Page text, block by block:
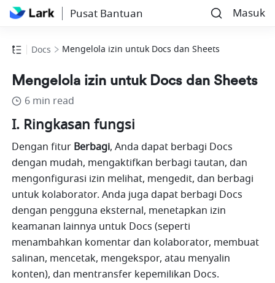
Pusat Bantuan Masuk
Docs Mengelola izin untuk Docs dan Sheets
Mengelola izin untuk Docs dan Sheets
6 min read
I. Ringkasan fungsi
Dengan fitur Berbagi, Anda dapat berbagi Docs
dengan mudah, mengaktifkan berbagi tautan, dan
mengonfigurasi izin melihat, mengedit, dan berbagi
untuk kolaborator. Anda juga dapat berbagi Docs
dengan pengguna eksternal, menetapkan izin
keamanan lainnya untuk Docs (seperti
menambahkan komentar dan kolaborator, membuat
salinan, mencetak, mengekspor, atau menyalin
konten), dan mentransfer kepemilikan Docs.